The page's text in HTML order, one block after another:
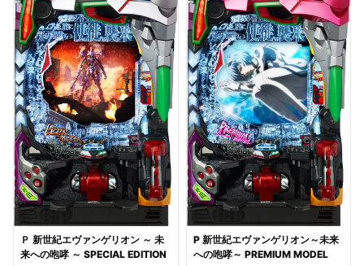
Ｐ 新世紀エヴァンゲリオン ～ 未
来への咆哮 ～ SPECIAL EDITION
P 新世紀エヴァンゲリオン～未来
への咆哮～ PREMIUM MODEL